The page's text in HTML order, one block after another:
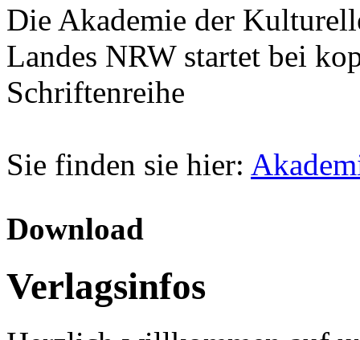
Die Akademie der
Landes NRW startet bei
Schriftenreihe
Sie finden sie hier:
Download
Verlagsinfos